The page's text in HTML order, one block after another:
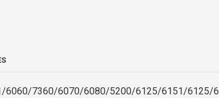
6060/7360/6070/6080/5200/6125/6151/6125/